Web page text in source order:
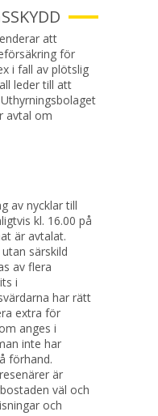
att
för
i fall av plötslig
leder till att
avtal om
av nycklar till
kl. 16.00 på
är avtalat.
särskild
av flera
i
har rätt
extra för
anges i
inte har
förhand.
är
väl och
och